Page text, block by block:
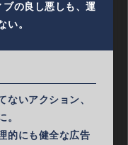
の良し悪しも、運
い。
ないアクション、
。
的にも健全な広告